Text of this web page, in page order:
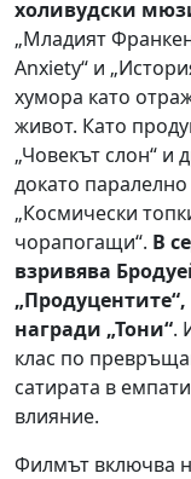
холивудски
„Младият
Anxiety“ и
хумора като
живот. Като
„Човекът слон“ и
докато
„Космически
чорапогащи“. В
взривява
награди „Тони“.
клас по
сатирата в
влияние.
Филмът включва